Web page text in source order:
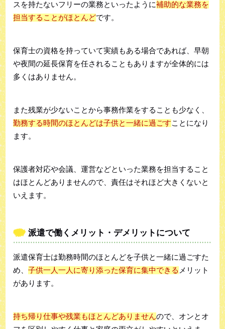
スを持たないフリーの業務といったように補助的な業務を
担当することがほとんどです。
保育士の資格を持っていて実績もある場合であれば、早朝
や夜間の延長保育を任されることもありますが全体的には
多くはありません。
また残業が少ないことから事務作業をすることも少なく、
勤務する時間のほとんどは子供と一緒に過ごすことになり
ます。
保護者対応や会議、運営などといった業務を担当すること
はほとんどありませんので、責任はそれほど大きくないと
いえます。
派遣で働くメリット・デメリットについて
派遣保育士は勤務時間のほとんどを子供と一緒に過ごすた
め、子供一人一人に寄り添った保育に集中できる メリット
があります。
持ち帰り仕事や残業もほとんどありませんので、オンとオ